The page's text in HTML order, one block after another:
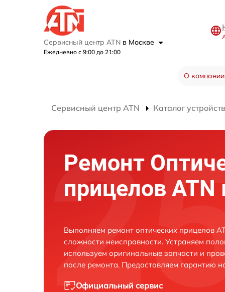
Сервисный центр ATN в Москве
Ежедневно с 9:00 до 21:00
О компании
Сервисный центр ATN Каталог устройств
Ремонт
прицелов
Выполняем ремонт оптических прицелов
сложности неисправности. Устраняем
используем оригинальные запчасти и
после ремонта. Предоставляем гарантию
Официальный сервис